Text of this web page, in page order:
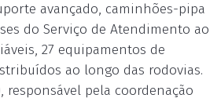
avançado, caminhões-pipa
do Serviço de Atendimento ao
27 equipamentos de
ao longo das rodovias.
responsável pela coordenação